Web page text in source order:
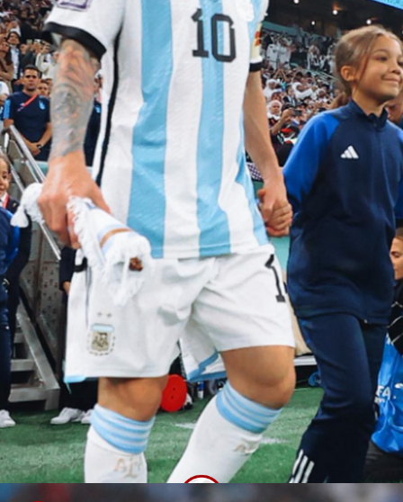
2022ലെ ലോകകപ്പ്
വിജയത്തിന് ശേഷം
സൗഹൃദമത്സരങ്ങളിലാണ്
അർജൻ്റീന